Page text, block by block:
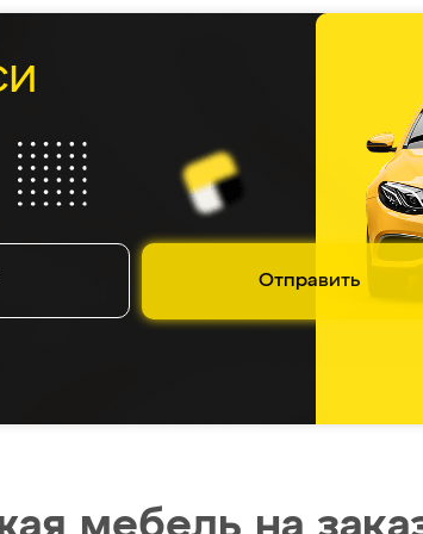
Отправить